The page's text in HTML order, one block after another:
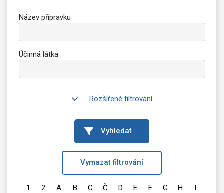
Název přípravku
Účinná látka
Rozšířené filtrování
Vyhledat
Vymazat filtrování
1 2 A B C Č D E F G H
I